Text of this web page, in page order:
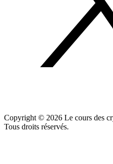
Copyright © 2026 Le cours des
Tous droits réservés.